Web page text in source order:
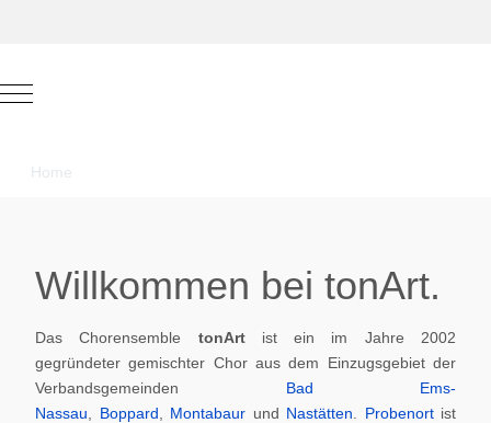
Mobile Menu Toggle
Home
Willkommen bei tonArt.
Das Chorensemble tonArt ist ein im Jahre 2002
gegründeter gemischter Chor aus dem Einzugsgebiet der
Verbandsgemeinden Bad Ems-
Nassau
Boppard Montabaur und Nastätten Probenortist